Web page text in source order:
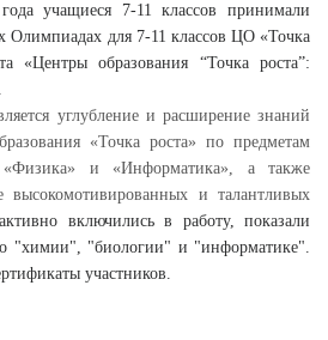
учащиеся 7-11 классов принимали
Олимпиадах для 7-11 классов ЦО «Точка
«Центры образования “Точка роста”:
углубление и расширение знаний
«Точка роста» по предметам
и «Информатика», а также
и талантливых
включились в работу, показали
"химии", "биологии" и "информатике".
участников.